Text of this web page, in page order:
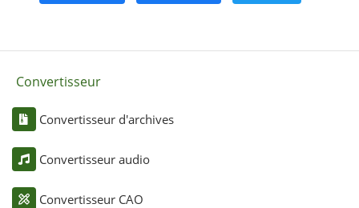
Convertisseur
Convertisseur d'archives
Convertisseur audio
Convertisseur CAO